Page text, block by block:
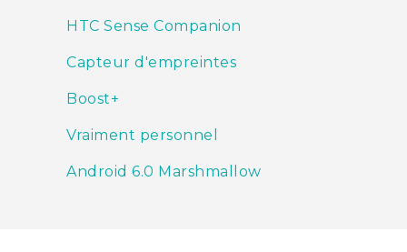
HTC Sense Companion
Capteur d'empreintes
Boost+
Vraiment personnel
Android 6.0 Marshmallow